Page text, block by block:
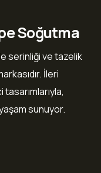
Soğutma
serinliği ve tazelik
İleri
sunuyor.